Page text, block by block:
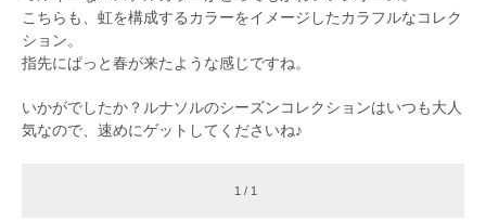
こちらも、虹を構成するカラーをイメージしたカラフルなコレク
ション。
指先にぱっと春が来たような感じですね。
いかがでしたか？ルナソルのシーズンコレクションはいつも大人
気なので、速めにゲットしてくださいね♪
1 / 1